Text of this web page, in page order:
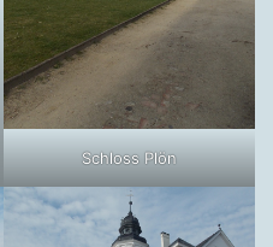
Schloss Plön